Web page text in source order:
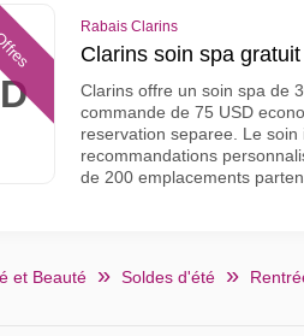
Rabais Clarins
Clarins soin spa
Clarins offre un soin spa de
commande de 75 USD
reservation separee. Le
recommandations
de 200 emplacements
et Beauté Soldes d'été